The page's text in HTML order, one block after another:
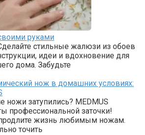
руками
стильные жалюзи из обоев
идеи и вдохновение для
дома. Забудьте
нож в домашних условиях:
ножи затупились? MEDMUS
профессиональной заточки!
продлите жизнь любимым ножам.
точить